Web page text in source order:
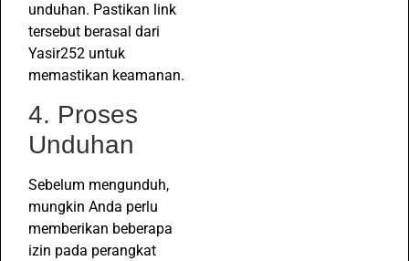
unduhan. Pastikan link
tersebut berasal dari
Yasir252 untuk
memastikan keamanan.
4. Proses
Unduhan
Sebelum mengunduh,
mungkin Anda perlu
memberikan beberapa
izin pada perangkat